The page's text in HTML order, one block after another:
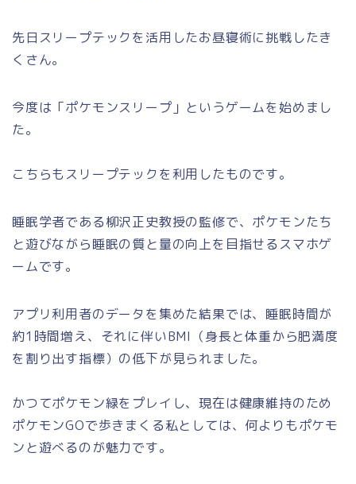
先日スリープテックを活用したお昼寝術に挑戦したき
くさん。
今度は「ポケモンスリープ」というゲームを始めまし
た。
こちらもスリープテックを利用したものです。
睡眠学者である柳沢正史教授の監修で、ポケモンたち
と遊びながら睡眠の質と量の向上を目指せるスマホゲ
ームです。
アプリ利用者のデータを集めた結果では、睡眠時間が
約1時間増え、それに伴いBMI（身長と体重から肥満度
を割り出す指標）の低下が見られました。
かつてポケモン緑をプレイし、現在は健康維持のため
ポケモンGOで歩きまくる私としては、何よりもポケモ
ンと遊べるのが魅力です。